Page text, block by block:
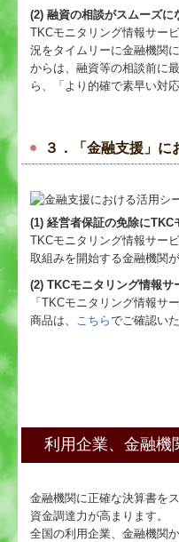
(2) 融資の相談がスムーズに
TKCモニタリング情報サー
況をタイムリーに金融機関
からは、融資等の相談前に
ら、「より的確で素早い対
３．「金融支援」に
(1) 経営者保証の免除に
TKCモニタリング情報サー
取組みを開始する金融機関
(2) TKCモニタリング情報
「TKCモニタリング情報サ
商品は、 こちらでご確認い
利用企業、金融機
金融機関に正確な決算書を
資金調達力が高まります。
全国の利用企業、金融機関